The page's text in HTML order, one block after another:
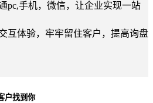
pc,手机，微信，让企业实现一站
互体验，牢牢留住客户，提高询盘
户找到你